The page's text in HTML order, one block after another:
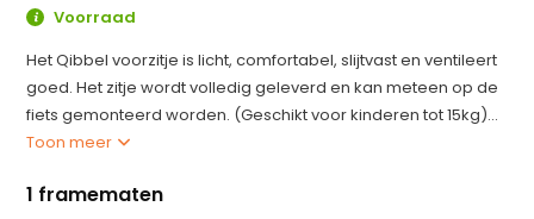
Voorraad
Het Qibbel voorzitje is licht, comfortabel, slijtvast en ventileert
goed. Het zitje wordt volledig geleverd en kan meteen op de
fiets gemonteerd worden. (Geschikt voor kinderen tot 15kg)...
Toon meer
1 framematen